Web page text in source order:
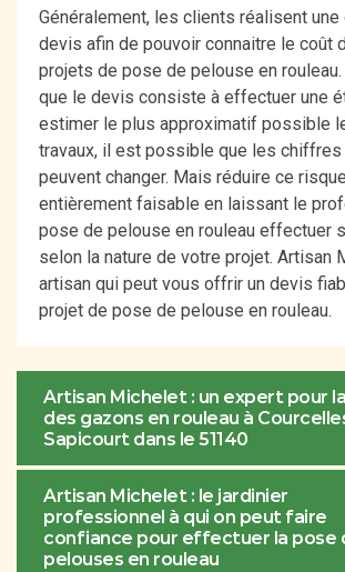
Généralement, les clients réalisent une
devis afin de pouvoir connaitre le coût
projets de pose de pelouse en rouleau.
que le devis consiste à effectuer une
estimer le plus approximatif possible
travaux, il est possible que les chiffres
peuvent changer. Mais réduire ce
entièrement faisable en laissant le
pose de pelouse en rouleau effectuer
selon la nature de votre projet. Artisan
artisan qui peut vous offrir un devis
projet de pose de pelouse en rouleau.
Artisan Michelet : un expert pour
des gazons en rouleau à
Sapicourt dans le 51140
Artisan Michelet : le jardinier
professionnel à qui on peut faire
confiance pour effectuer la pose
pelouses en rouleau